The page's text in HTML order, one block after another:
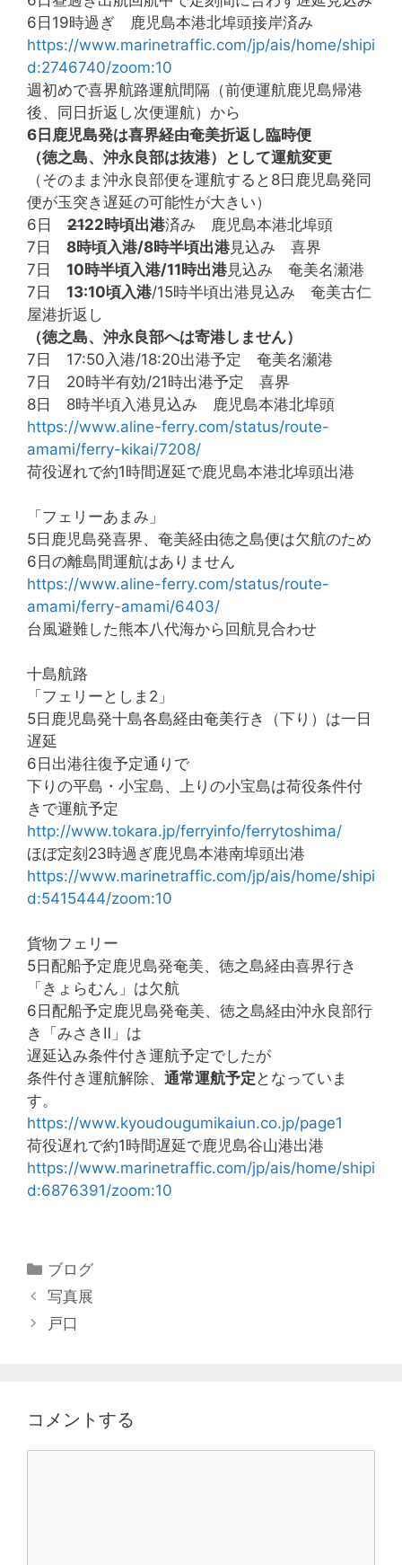
6日19時過ぎ 鹿児島本港北埠頭接岸済み
https://www.marinetraffic.com/jp/ais/home/shipi
d:2746740/zoom:10
週初めで喜界航路運航間隔（前便運航鹿児島帰港
後、同日折返し次便運航）から
6日鹿児島発は喜界経由奄美折返し臨時便
（徳之島、沖永良部は抜港）として運航変更
（そのまま沖永良部便を運航すると8日鹿児島発同
便が玉突き遅延の可能性が大きい）
6日 2122時頃出港済み 鹿児島本港北埠頭
7日 8時頃入港/8時半頃出港見込み 喜界
7日 10時半頃入港/11時出港見込み 奄美名瀬港
7日 13:10頃入港/15時半頃出港見込み 奄美古仁
屋港折返し
（徳之島、沖永良部へは寄港しません）
7日 17:50入港/18:20出港予定 奄美名瀬港
7日 20時半有効/21時出港予定 喜界
8日 8時半頃入港見込み 鹿児島本港北埠頭
https://www.aline-ferry.com/status/route-
amami/ferry-kikai/7208/
荷役遅れで約1時間遅延で鹿児島本港北埠頭出港
「フェリーあまみ」
5日鹿児島発喜界、奄美経由徳之島便は欠航のため
6日の離島間運航はありません
https://www.aline-ferry.com/status/route-
amami/ferry-amami/6403/
台風避難した熊本八代海から回航見合わせ
十島航路
「フェリーとしま2」
5日鹿児島発十島各島経由奄美行き（下り）は一日
遅延
6日出港往復予定通りで
下りの平島・小宝島、上りの小宝島は荷役条件付
きで運航予定
http://www.tokara.jp/ferryinfo/ferrytoshima/
ほぼ定刻23時過ぎ鹿児島本港南埠頭出港
https://www.marinetraffic.com/jp/ais/home/shipi
d:5415444/zoom:10
貨物フェリー
5日配船予定鹿児島発奄美、徳之島経由喜界行き
「きょらむん」は欠航
6日配船予定鹿児島発奄美、徳之島経由沖永良部行
き「みさきⅡ」は
遅延込み条件付き運航予定でしたが
条件付き運航解除、 通常運航予定 となっていま
す。
https://www.kyoudougumikaiun.co.jp/page1
荷役遅れで約1時間遅延で鹿児島谷山港出港
https://www.marinetraffic.com/jp/ais/home/shipi
d:6876391/zoom:10
ブログ
写真展
戸口
コメントする